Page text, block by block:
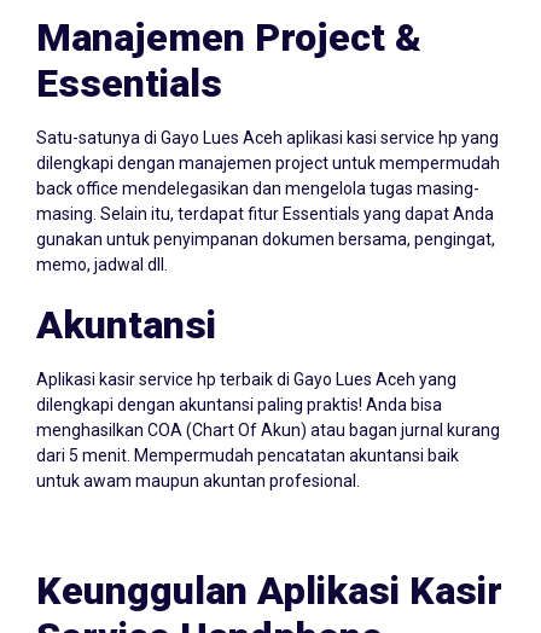
Manajemen Project &
Essentials
Satu-satunya di Gayo Lues Aceh aplikasi kasi service hp yang
dilengkapi dengan manajemen project untuk mempermudah
back office mendelegasikan dan mengelola tugas masing-
masing. Selain itu, terdapat fitur Essentials yang dapat Anda
gunakan untuk penyimpanan dokumen bersama, pengingat,
Akuntansi
Aplikasi kasir service hp terbaik di Gayo Lues Aceh yang
dilengkapi dengan akuntansi paling praktis! Anda bisa
menghasilkan COA (Chart Of Akun) atau bagan jurnal kurang
dari 5 menit. Mempermudah pencatatan akuntansi baik
Keunggulan Aplikasi Kasir